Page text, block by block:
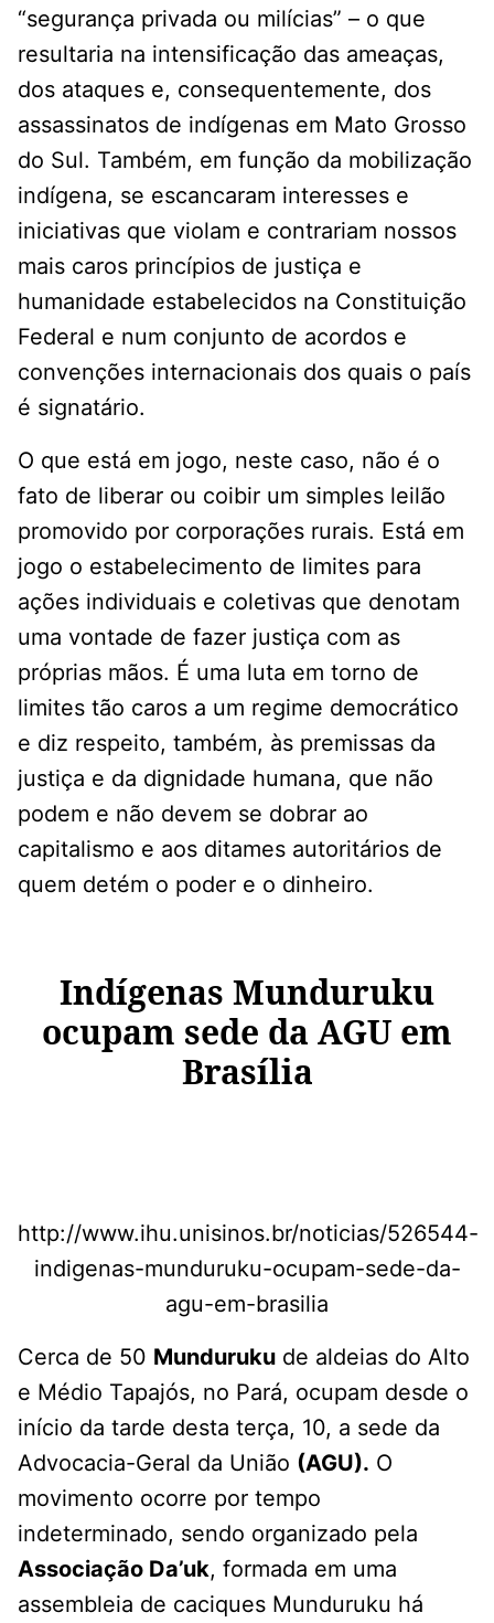
“segurança privada ou milícias” – o que
resultaria na intensificação das ameaças,
dos ataques e, consequentemente, dos
assassinatos de indígenas em Mato Grosso
do Sul. Também, em função da mobilização
indígena, se escancaram interesses e
iniciativas que violam e contrariam nossos
mais caros princípios de justiça e
humanidade estabelecidos na Constituição
Federal e num conjunto de acordos e
convenções internacionais dos quais o país
é signatário.
O que está em jogo, neste caso, não é o
fato de liberar ou coibir um simples leilão
promovido por corporações rurais. Está em
jogo o estabelecimento de limites para
ações individuais e coletivas que denotam
uma vontade de fazer justiça com as
próprias mãos. É uma luta em torno de
limites tão caros a um regime democrático
e diz respeito, também, às premissas da
justiça e da dignidade humana, que não
podem e não devem se dobrar ao
capitalismo e aos ditames autoritários de
quem detém o poder e o dinheiro.
Indígenas Munduruku
ocupam sede da AGU em
Brasília
http://www.ihu.unisinos.br/noticias/526544-
indigenas-munduruku-ocupam-sede-da-
agu-em-brasilia
Cerca de 50 Munduruku de aldeias do Alto
e Médio Tapajós, no Pará, ocupam desde o
início da tarde desta terça, 10, a sede da
Advocacia-Geral da União (AGU). O
movimento ocorre por tempo
indeterminado, sendo organizado pela
Associação Da’uk, formada em uma
assembleia de caciques Munduruku há